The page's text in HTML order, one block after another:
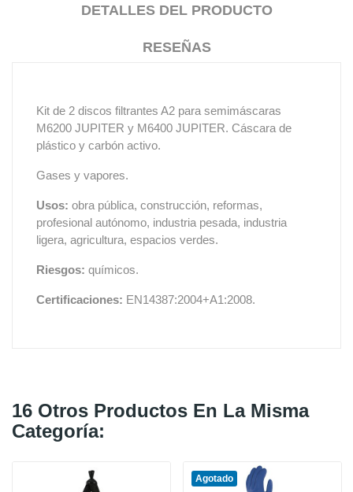
DETALLES DEL PRODUCTO
RESEÑAS
Kit de 2 discos filtrantes A2 para semimáscaras
M6200 JUPITER y M6400 JUPITER. Cáscara de
plástico y carbón activo.
Gases y vapores.
Usos: obra pública, construcción, reformas,
profesional autónomo, industria pesada, industria
ligera, agricultura, espacios verdes.
Riesgos: químicos.
Certificaciones: EN14387:2004+A1:2008.
16 Otros Productos En La Misma
Categoría:
Agotado